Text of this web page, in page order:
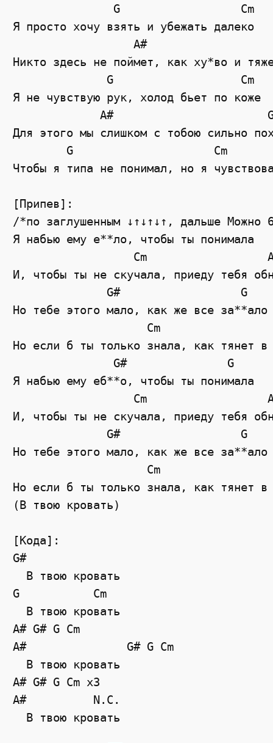
               G                  Cm
Я просто хочу взять и убежать далеко
A#
Никто здесь не поймет, как ху*во и
              G                   Cm
Я не чувствую рук, холод бьет по коже
A#
Для этого мы слишком с тобою сильно
G                     Cm
Чтобы я типа не понимал, но я
[Припев]:
/*по заглушенным ↓↑↓↑↓↑, дальше
Я набью ему е**ло, чтобы ты понимала
Cm
И, чтобы ты не скучала, приеду тебя
              G#                  G
Но тебе этого мало, как же все за**ало
Cm
Но если б ты только знала, как тянет в
               G#               G
Я набью ему еб**о, чтобы ты понимала
Cm
И, чтобы ты не скучала, приеду тебя
              G#                  G
Но тебе этого мало, как же все за**ало
Cm
Но если б ты только знала, как тянет в
(В твою кровать)
[Кода]:
G#
  В твою кровать
G           Cm
  В твою кровать
A# G# G Cm
A#               G# G Cm
  В твою кровать
A# G# G Cm x3
A#          N.C.